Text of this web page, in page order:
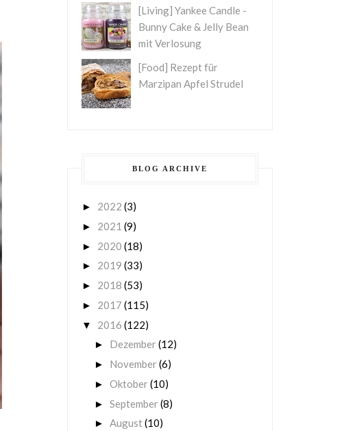
[Living] Yankee Candle -
Bunny Cake & Jelly Bean
mit Verlosung
[Food] Rezept für
Marzipan Apfel Strudel
BLOG ARCHIVE
► 2022 (3)
► 2021 (9)
► 2020 (18)
► 2019 (33)
► 2018 (53)
► 2017 (115)
▼ 2016 (122)
► Dezember(12)
► November(6)
► Oktober(10)
► September(8)
► August(10)